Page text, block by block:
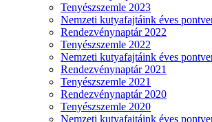
Tenyészszemle 2023
Nemzeti kutyafajtáink éves
Rendezvénynaptár 2022
Tenyészszemle 2022
Nemzeti kutyafajtáink éves
Rendezvénynaptár 2021
Tenyészszemle 2021
Rendezvénynaptár 2020
Tenyészszemle 2020
Nemzeti kutyafajtáink éves